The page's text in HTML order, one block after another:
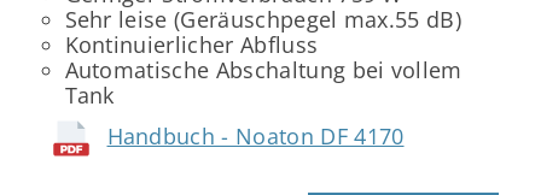
Sehr leise (Geräuschpegel max.55 dB)
Kontinuierlicher Abfluss
Automatische Abschaltung bei vollem
Tank
Handbuch - Noaton DF 4170